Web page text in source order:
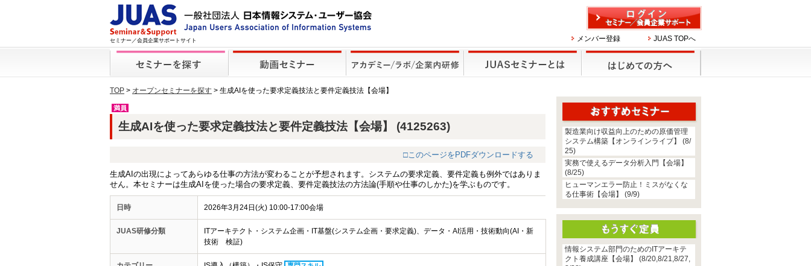
セミナー／会員企業サポートサイト メンバー登録 JUAS TOPへ
TOP > オープンセミナーを探す > 生成AIを使った要求定義技法と要件定義技法【会場】
満員
生成AIを使った要求定義技法と要件定義技法【会場】 (4125263)
□このページをPDFダウンロードする
生成AIの出現によってあらゆる仕事の方法が変わることが予想されます。システムの要求定義、要件定義も例外ではありま
せん。本セミナーは生成AIを使った場合の要求定義、要件定義技法の方法論(手順や仕事のしかた)を学ぶものです。
日時 2026年3月24日(火) 10:00-17:00会場
JUAS研修分類
ITアーキテクト・システム企画・IT基盤(システム企画・要求定義)、データ・AI活用・技術動向(AI・新
技術 検証)
製造業向け収益向上のための原価管理
システム構築【オンラインライブ】 (8/
25)
実務で使えるデータ分析入門【会場】
(8/25)
ヒューマンエラー防止！ミスがなくな
る仕事術【会場】 (9/9)
情報システム部門のためのITアーキテ
クト養成講座【会場】 (8/20,8/21,8/27,